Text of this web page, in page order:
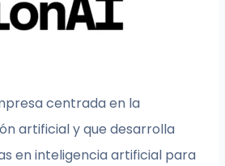
centrada en la
artificial y que desarrolla
en inteligencia artificial para